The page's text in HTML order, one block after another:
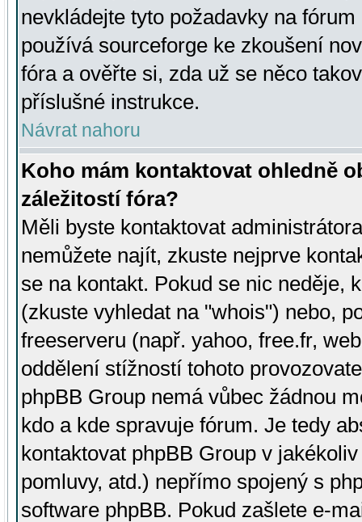
nevkládejte tyto požadavky na
používá sourceforge ke zkoušení
fóra a ověřte si, zda už se něco
příslušné instrukce.
Návrat nahoru
Koho mám kontaktovat ohledně
záležitostí fóra?
Měli byste kontaktovat
nemůžete najít, zkuste nejprve
se na kontakt. Pokud se nic neděje,
(zkuste vyhledat na "whois") nebo,
freeserveru (např. yahoo, free.fr,
oddělení stížností tohoto
phpBB Group nemá vůbec žádnou
kdo a kde spravuje fórum. Je tedy
kontaktovat phpBB Group v
pomluvy, atd.) nepřímo spojený s
software phpBB. Pokud zašlete e-